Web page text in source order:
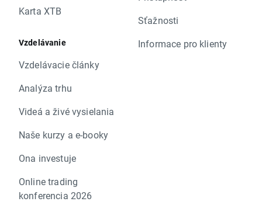
Karta XTB
Vzdelávanie
Vzdelávacie články
Analýza trhu
Videá a živé vysielania
Naše kurzy a e-booky
Ona investuje
Online trading
konferencia 2026
Sťažnosti
Informace pro klienty